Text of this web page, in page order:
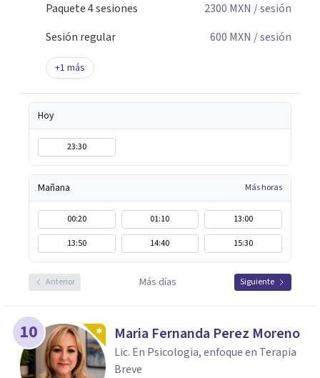
Paquete 4 sesiones
2300 MXN / sesión
Sesión regular
600 MXN / sesión
+1 más
Hoy
23:30
Mañana Más horas
00:20 01:10
13:00
13:50
14:40 15:30
Anterior Más días Siguiente
10 Maria Fernanda Perez Moreno
Lic. En Psicologia, enfoque en Terapia
Breve